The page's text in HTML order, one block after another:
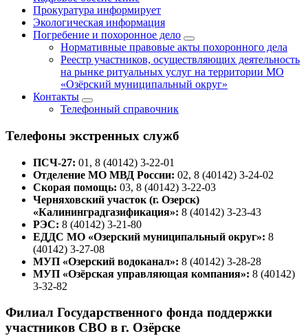
Прокуратура информирует
Экологическая информация
Погребение и похоронное дело
Нормативные правовые акты похоронного дела
Реестр участников, осуществляющих деятельность
на рынке ритуальных услуг на территории МО
«Озёрский муниципальный округ»
Контакты
Телефонный справочник
Телефоны экстренных служб
ПСЧ-27: 01, 8 (40142) 3-22-01
Отделение МО МВД России: 02, 8 (40142) 3-24-02
Скорая помощь: 03, 8 (40142) 3-22-03
Черняховский участок (г. Озерск)
«Калининградгазификация»: 8 (40142) 3-23-43
РЭС: 8 (40142) 3-21-80
ЕДДС МО «Озерский муниципальный округ»: 8
(40142) 3-27-08
МУП «Озерский водоканал»: 8 (40142) 3-28-28
МУП «Озёрская управляющая компания»: 8 (40142)
3-32-82
Филиал Государственного фонда поддержки
участников СВО в г. Озёрске